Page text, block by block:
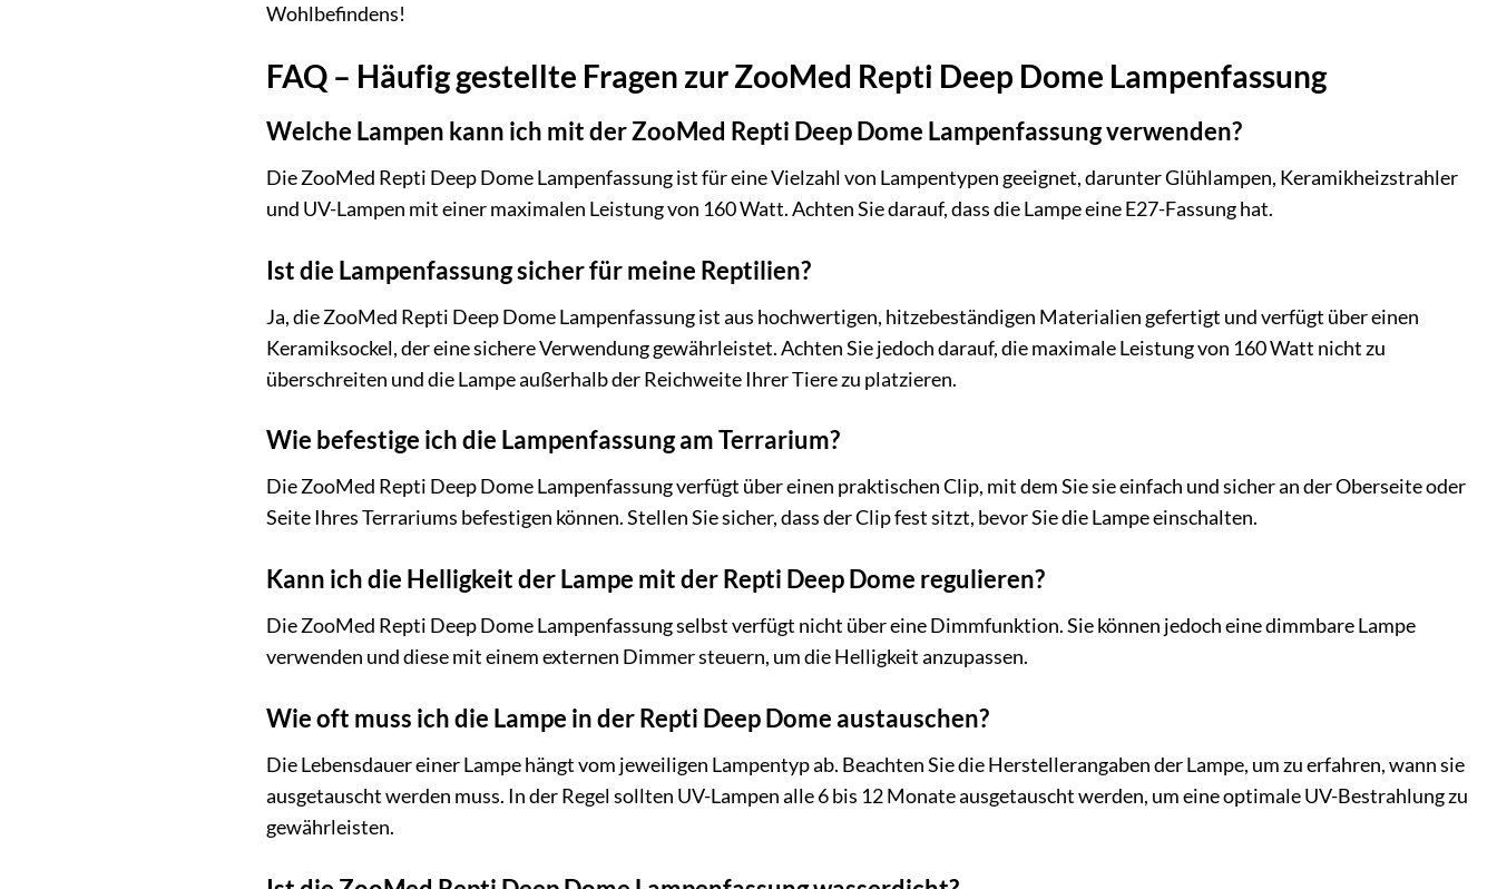
Wohlbefindens!
FAQ – Häufig gestellte Fragen zur ZooMed Repti Deep Dome Lampenfassung
Welche Lampen kann ich mit der ZooMed Repti Deep Dome Lampenfassung verwenden?
Die ZooMed Repti Deep Dome Lampenfassung ist für eine Vielzahl von Lampentypen geeignet, darunter Glühlampen, Keramikheizstrahler
und UV-Lampen mit einer maximalen Leistung von 160 Watt. Achten Sie darauf, dass die Lampe eine E27-Fassung hat.
Ist die Lampenfassung sicher für meine Reptilien?
Ja, die ZooMed Repti Deep Dome Lampenfassung ist aus hochwertigen, hitzebeständigen Materialien gefertigt und verfügt über einen
Keramiksockel, der eine sichere Verwendung gewährleistet. Achten Sie jedoch darauf, die maximale Leistung von 160 Watt nicht zu
überschreiten und die Lampe außerhalb der Reichweite Ihrer Tiere zu platzieren.
Wie befestige ich die Lampenfassung am Terrarium?
Die ZooMed Repti Deep Dome Lampenfassung verfügt über einen praktischen Clip, mit dem Sie sie einfach und sicher an der Oberseite oder
Seite Ihres Terrariums befestigen können. Stellen Sie sicher, dass der Clip fest sitzt, bevor Sie die Lampe einschalten.
Kann ich die Helligkeit der Lampe mit der Repti Deep Dome regulieren?
Die ZooMed Repti Deep Dome Lampenfassung selbst verfügt nicht über eine Dimmfunktion. Sie können jedoch eine dimmbare Lampe
verwenden und diese mit einem externen Dimmer steuern, um die Helligkeit anzupassen.
Wie oft muss ich die Lampe in der Repti Deep Dome austauschen?
Die Lebensdauer einer Lampe hängt vom jeweiligen Lampentyp ab. Beachten Sie die Herstellerangaben der Lampe, um zu erfahren, wann sie
ausgetauscht werden muss. In der Regel sollten UV-Lampen alle 6 bis 12 Monate ausgetauscht werden, um eine optimale UV-Bestrahlung zu
gewährleisten.